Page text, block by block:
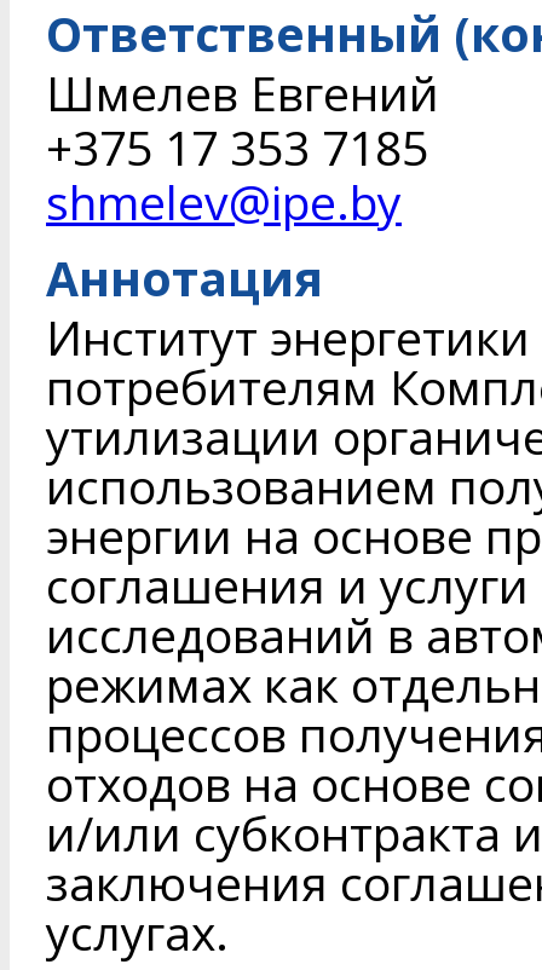
Ответственный
Шмелев Евгений
+375 17 353 7185
shmelev@ipe.by
Аннотация
Институт
потребителям
утилизации
использованием
энергии на основе
соглашения и
исследований в
режимах как
процессов
отходов на основе
и/или субконтракта
заключения
услугах.